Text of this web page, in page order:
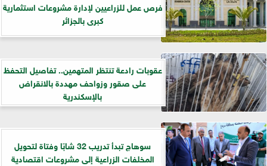
فرص عمل للزراعيين لإدارة مشروعات استثمارية
كبرى بالجزائر
عقوبات رادعة تنتظر المتهمين.. تفاصيل التحفظ
على صقور وزواحف مهددة بالانقراض
بالإسكندرية
سوهاج تبدأ تدريب 32 شابًا وفتاة لتحويل
المخلفات الزراعية إلى مشروعات اقتصادية